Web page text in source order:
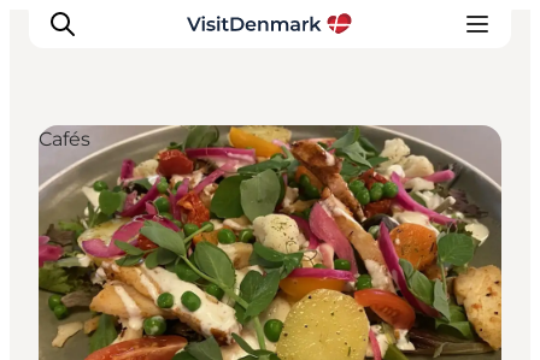
Inspiratie
Bestemmingen
Wat te doen
Accommodaties
Plan je reis
Cafés